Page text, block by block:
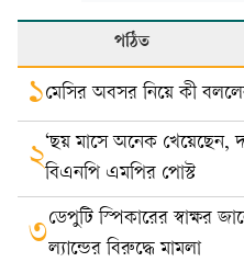
পঠিত
১মেসির অবসর নিয়ে কী
২‘ছয় মাসে অনেক খেয়েছেন,
বিএনপি এমপির পোস্ট
৩ডেপুটি স্পিকারের স্বাক্ষর
ল্যান্ডের বিরুদ্ধে মামলা